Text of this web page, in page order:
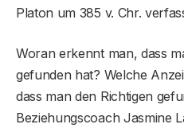
Platon um 385 v. Chr.
Woran erkennt man, dass
gefunden hat? Welche
dass man den Richtigen
Beziehungscoach Jasmine